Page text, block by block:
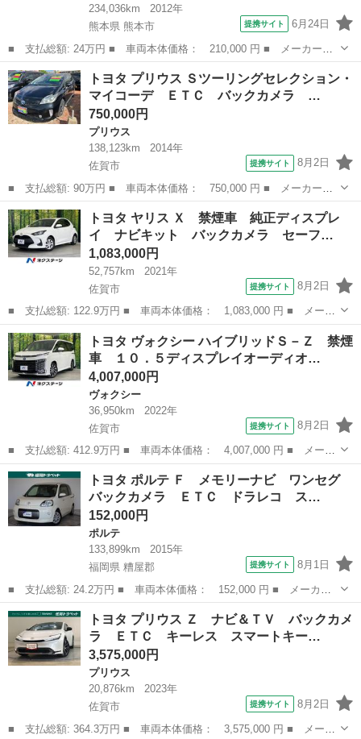
234,036km
2012年
熊本県 熊本市
提携サイト 6月24日
■ 支払総額: 24万円 ■ 車両本体価格： 210,000 円 ■ メーカー
名： トヨタ ■ 車種名： アクア ■ グレード名： Ｓ ハイブリ
ッドバッテリー交換済み（ディーラー交換） スマートキー プッシ
ュスタート シー...
熊本 熊本市 アクア
トヨタ プリウス Ｓツーリングセレクション・
マイコーデ ＥＴＣ バックカメラ …
750,000円
プリウス
138,123km
2014年
佐賀市
提携サイト 8月2日
■ 支払総額: 90万円 ■ 車両本体価格： 750,000 円 ■ メーカー
名： トヨタ ■ 車種名： プリウス ■ グレード名： Ｓツーリン
グセレクション・マイコーデ ＥＴＣ バックカメラ ナビ アルミ
ホイール オート...
佐賀 佐賀市 プリウス
トヨタ ヤリス Ｘ 禁煙車 純正ディスプレ
イ ナビキット バックカメラ セーフ…
1,083,000円
52,757km
2021年
佐賀市
提携サイト 8月2日
■ 支払総額: 122.9万円 ■ 車両本体価格： 1,083,000 円 ■ メーカ
ー名： トヨタ ■ 車種名： ヤリス ■ グレード名： Ｘ 禁煙
車 純正ディスプレイ ナビキット バックカメラ セーフティセン
ス コーナ...
佐賀 佐賀市 トヨタ
トヨタ ヴォクシー ハイブリッドＳ－Ｚ 禁煙
車 １０．５ディスプレイオーディオ…
4,007,000円
ヴォクシー
36,950km
2022年
佐賀市
提携サイト 8月2日
■ 支払総額: 412.9万円 ■ 車両本体価格： 4,007,000 円 ■ メーカ
ー名： トヨタ ■ 車種名： ヴォクシー ■ グレード名： ハイブ
リッドＳ－Ｚ 禁煙車 １０．５ディスプレイオーディオ 両側電動
ドア バ...
佐賀 佐賀市 ヴォクシー
トヨタ ポルテ Ｆ メモリーナビ ワンセグ
バックカメラ ＥＴＣ ドラレコ ス…
152,000円
ポルテ
133,899km
2015年
福岡県 糟屋郡
提携サイト 8月1日
■ 支払総額: 24.2万円 ■ 車両本体価格： 152,000 円 ■ メーカー
名： トヨタ ■ 車種名： ポルテ ■ グレード名： Ｆ メモリー
ナビ ワンセグ バックカメラ ＥＴＣ ドラレコ スマートキー
■ 排気量：...
福岡 糟屋郡 ポルテ
トヨタ プリウス Ｚ ナビ＆ＴＶ バックカメ
ラ ＥＴＣ キーレス スマートキー…
3,575,000円
プリウス
20,876km
2023年
佐賀市
提携サイト 8月2日
■ 支払総額: 364.3万円 ■ 車両本体価格： 3,575,000 円 ■ メーカ